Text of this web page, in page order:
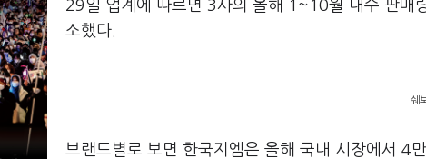
29일 업계에 따르면 3사의 올해 1~10월 내수 판
소했다.
쉐
브랜드별로 보면 한국지엠은 올해 국내 시장에서